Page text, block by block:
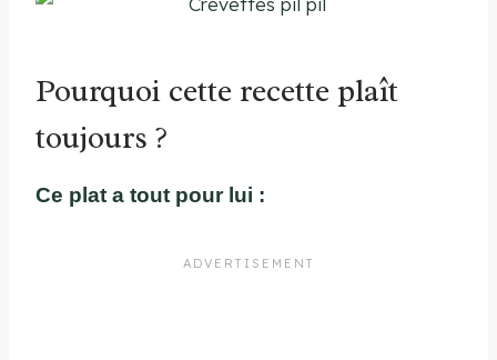
Pourquoi cette recette plaît
toujours ?
Ce plat a tout pour lui :